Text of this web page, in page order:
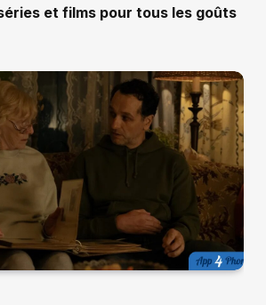
et films pour tous les goûts